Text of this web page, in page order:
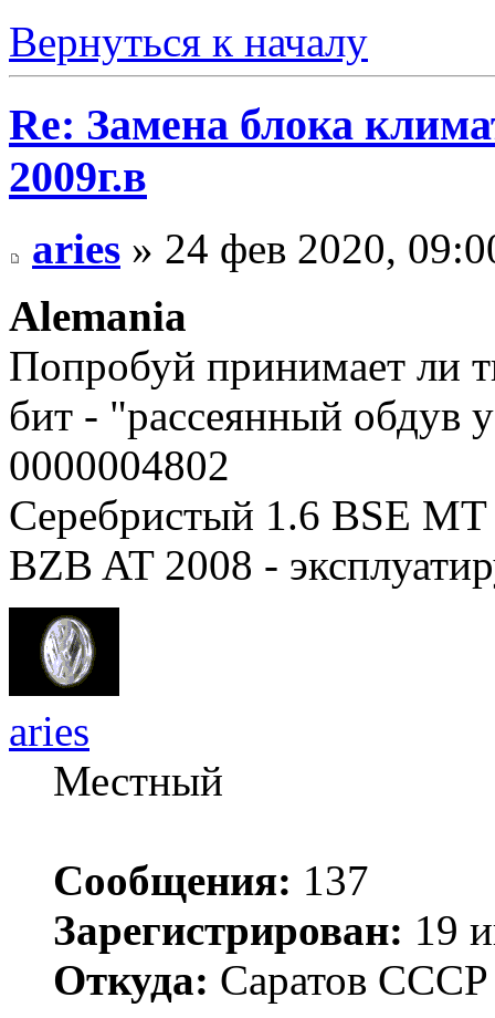
Вернуться к началу
Re: Замена блока
2009г.в
aries » 24 фев 2020,
Alemania
Попробуй принимает ли
бит - "рассеянный обдув
0000004802
Серебристый 1.6 BSE
BZB AT 2008 -
aries
Местный
Сообщения: 137
Зарегистрирован: 19
Откуда: Саратов